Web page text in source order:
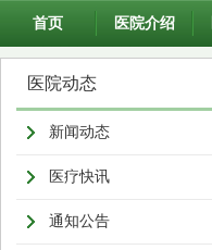
首页 医院介绍
医院动态
新闻动态
医疗快讯
通知公告